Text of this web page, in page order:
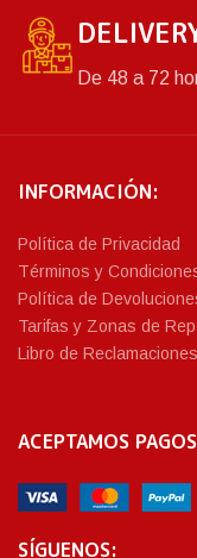
De 48 a 72
INFORMACIÓN:
Política de Privacidad
Términos y
Política de
Tarifas y Zonas de
Libro de Reclamaciones
ACEPTAMOS
SÍGUENOS: